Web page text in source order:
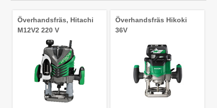
Överhandsfräs, Hitachi
M12V2 220 V
Överhandsfräs Hikoki
36V